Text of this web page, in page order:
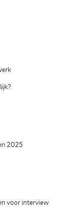
2025
voor interview